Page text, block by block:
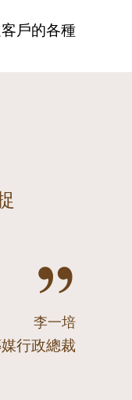
戶的各種
李一培
行政總裁